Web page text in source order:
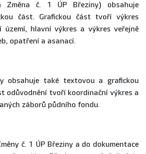
Změna č. 1 ÚP Březiny) obsahuje
část. Grafickou část tvoří výkres
území, hlavní výkres a výkres veřejně
opatření a asanací.
obsahuje také textovou a grafickou
odůvodnění tvoří koordinační výkres a
záborů půdního fondu.
č. 1 ÚP Březiny a do dokumentace